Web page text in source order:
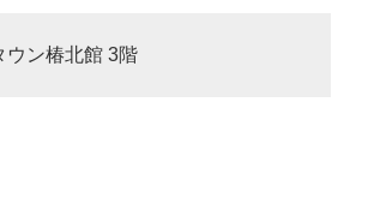
ウン椿北館 3階